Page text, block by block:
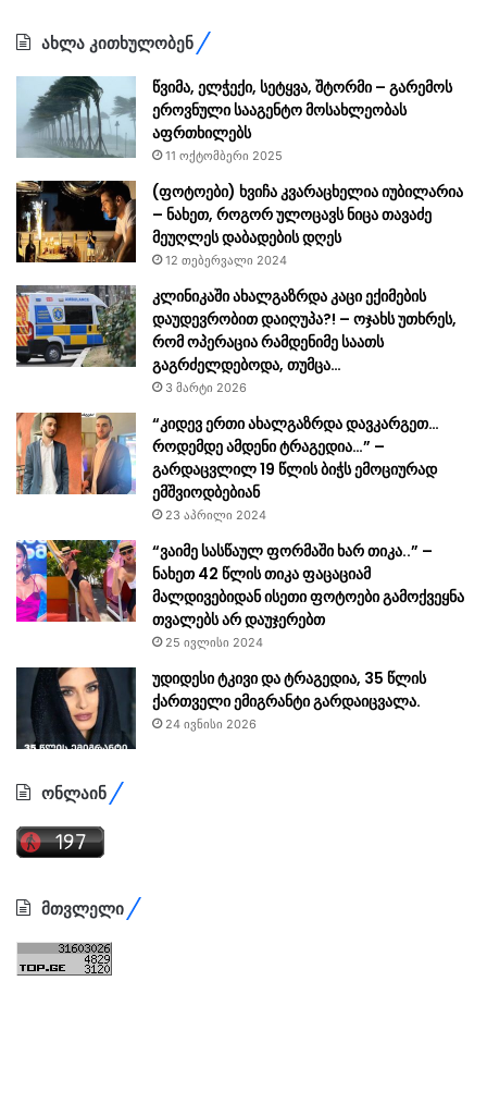
ახლა კითხულობენ
წვიმა, ელჭექი, სეტყვა, შტორმი – გარემოს
ეროვნული სააგენტო მოსახლეობას
აფრთხილებს
11 ოქტომბერი 2025
(ფოტოები) ხვიჩა კვარაცხელია იუბილარია
– ნახეთ, როგორ ულოცავს ნიცა თავაძე
მეუღლეს დაბადების დღეს
12 თებერვალი 2024
კლინიკაში ახალგაზრდა კაცი ექიმების
დაუდევრობით დაიღუპა?! – ოჯახს უთხრეს,
რომ ოპერაცია რამდენიმე საათს
გაგრძელდებოდა, თუმცა…
3 მარტი 2026
“კიდევ ერთი ახალგაზრდა დავკარგეთ…
როდემდე ამდენი ტრაგედია…” –
გარდაცვლილ 19 წლის ბიჭს ემოციურად
ემშვიოდბებიან
23 აპრილი 2024
“ვაიმე სასწაულ ფორმაში ხარ თიკა..” –
ნახეთ 42 წლის თიკა ფაცაციამ
მალდივებიდან ისეთი ფოტოები გამოქვეყნა
თვალებს არ დაუჯერებთ
25 ივლისი 2024
უდიდესი ტკივი და ტრაგედია, 35 წლის
ქართველი ემიგრანტი გარდაიცვალა.
24 ივნისი 2026
ონლაინ
მთვლელი